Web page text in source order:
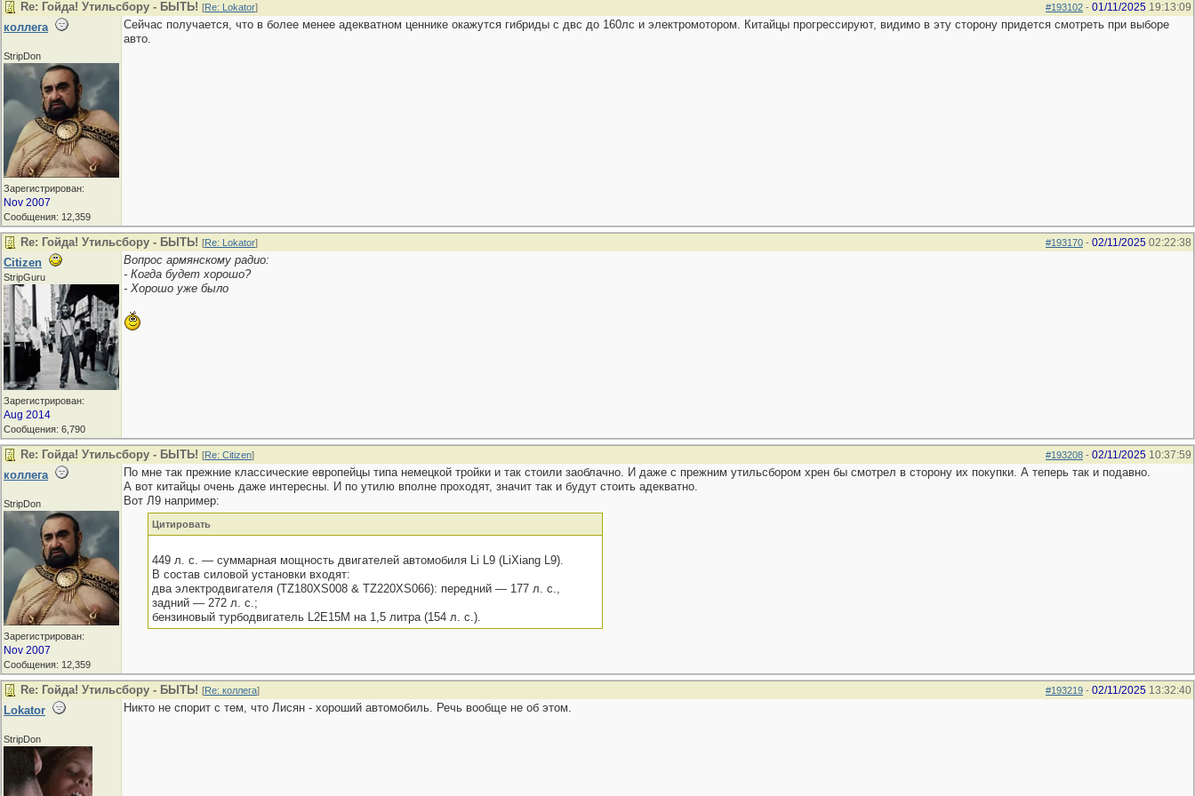
#193102 - 01/11/2025 19:13:09
Re: Гойда! Утильсбору - БЫТЬ! [Re: Lokator]
коллега
StripDon
Зарегистрирован:
Nov 2007
Сообщения: 12,359
Сейчас получается, что в более менее адекватном ценнике окажутся гибриды с двс до 160лс и электромотором. Китайцы прогрессируют, видимо в эту сторону придется смотреть при выборе
авто.
#193170 - 02/11/2025 02:22:38
Re: Гойда! Утильсбору - БЫТЬ! [Re: Lokator]
Citizen
StripGuru
Зарегистрирован:
Aug 2014
Сообщения: 6,790
Вопрос армянскому радио:
- Когда будет хорошо?
- Хорошо уже было
#193208 - 02/11/2025 10:37:59
Re: Гойда! Утильсбору - БЫТЬ! [Re: Citizen]
коллега
StripDon
Зарегистрирован:
Nov 2007
Сообщения: 12,359
По мне так прежние классические европейцы типа немецкой тройки и так стоили заоблачно. И даже с прежним утильсбором хрен бы смотрел в сторону их покупки. А теперь так и подавно.
А вот китайцы очень даже интересны. И по утилю вполне проходят, значит так и будут стоить адекватно.
Вот Л9 например:
Цитировать
449 л. с. — суммарная мощность двигателей автомобиля Li L9 (LiXiang L9).
В состав силовой установки входят:
два электродвигателя (TZ180XS008 & TZ220XS066): передний — 177 л. с.,
задний — 272 л. с.;
бензиновый турбодвигатель L2E15M на 1,5 литра (154 л. с.).
#193219 - 02/11/2025 13:32:40
Re: Гойда! Утильсбору - БЫТЬ! [Re: коллега]
Lokator
StripDon
Никто не спорит с тем, что Лисян - хороший автомобиль. Речь вообще не об этом.